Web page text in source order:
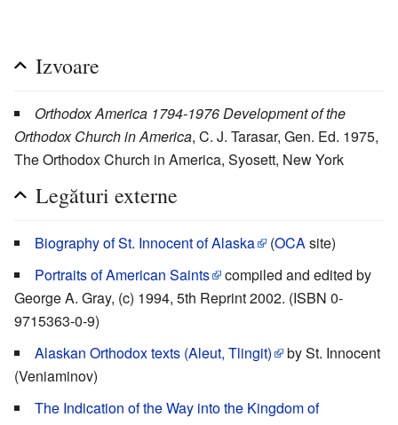
Izvoare
Orthodox America 1794-1976 Development of the
Orthodox Church in America, C. J. Tarasar, Gen. Ed. 1975,
The Orthodox Church in America, Syosett, New York
Legături externe
Biography of St. Innocent of Alaska (OCAsite)
Portraits of American Saints
compiled and edited by
George A. Gray, (c) 1994, 5th Reprint 2002. (ISBN 0-
9715363-0-9)
Alaskan Orthodox texts (Aleut, Tlingit)
by St. Innocent
(Veniaminov)
The Indication of the Way into the Kingdom of